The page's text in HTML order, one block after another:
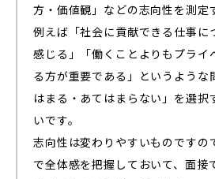
方・価値観」などの志向性を測定
例えば「社会に貢献できる仕事に
感じる」「働くことよりもプライ
る方が重要である」というような
はまる・あてはまらない」を選択
いです。
志向性は変わりやすいものですの
で全体感を把握しておいて、面接